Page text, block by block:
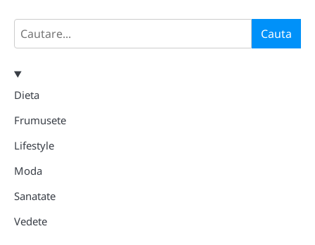
Search Cauta
Dieta
Frumusete
Lifestyle
Moda
Sanatate
Vedete